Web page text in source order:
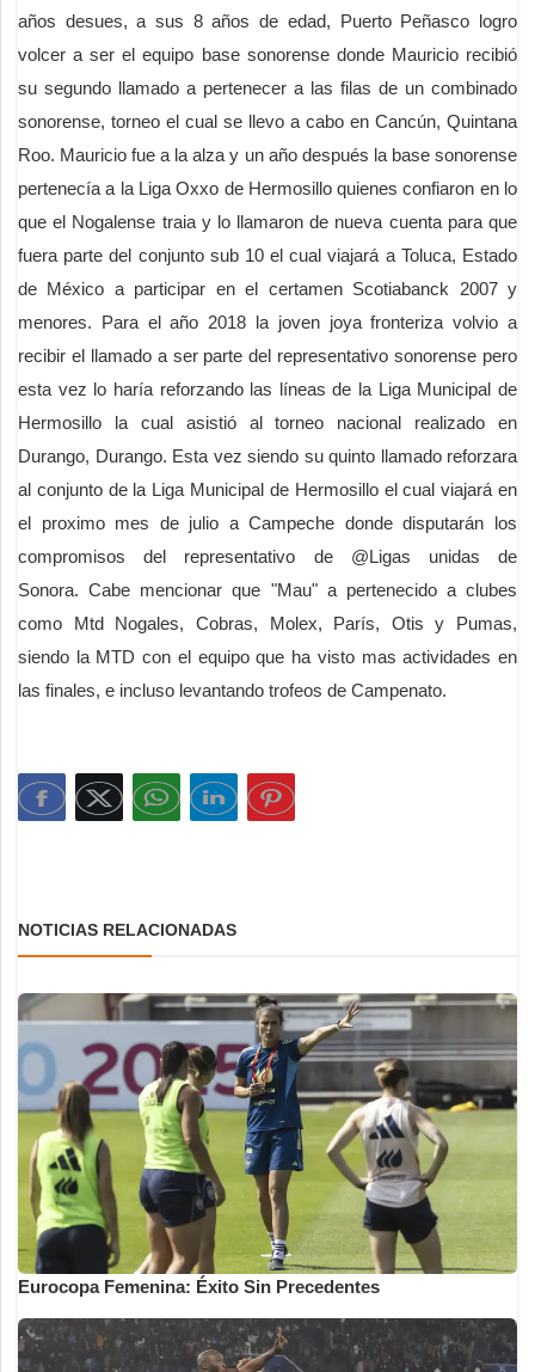
años desues, a sus 8 años de edad, Puerto Peñasco logro
volcer a ser el equipo base sonorense donde Mauricio recibió
su segundo llamado a pertenecer a las filas de un combinado
sonorense, torneo el cual se llevo a cabo en Cancún, Quintana
Roo. Mauricio fue a la alza y un año después la base sonorense
pertenecía a la Liga Oxxo de Hermosillo quienes confiaron en lo
que el Nogalense traia y lo llamaron de nueva cuenta para que
fuera parte del conjunto sub 10 el cual viajará a Toluca, Estado
de México a participar en el certamen Scotiabanck 2007 y
menores. Para el año 2018 la joven joya fronteriza volvio a
recibir el llamado a ser parte del representativo sonorense pero
esta vez lo haría reforzando las líneas de la Liga Municipal de
Hermosillo la cual asistió al torneo nacional realizado en
Durango, Durango. Esta vez siendo su quinto llamado reforzara
al conjunto de la Liga Municipal de Hermosillo el cual viajará en
el proximo mes de julio a Campeche donde disputarán los
compromisos del representativo de @Ligas unidas de
Sonora. Cabe mencionar que "Mau" a pertenecido a clubes
como Mtd Nogales, Cobras, Molex, París, Otis y Pumas,
siendo la MTD con el equipo que ha visto mas actividades en
las finales, e incluso levantando trofeos de Campenato.
NOTICIAS RELACIONADAS
Eurocopa Femenina: Éxito Sin Precedentes